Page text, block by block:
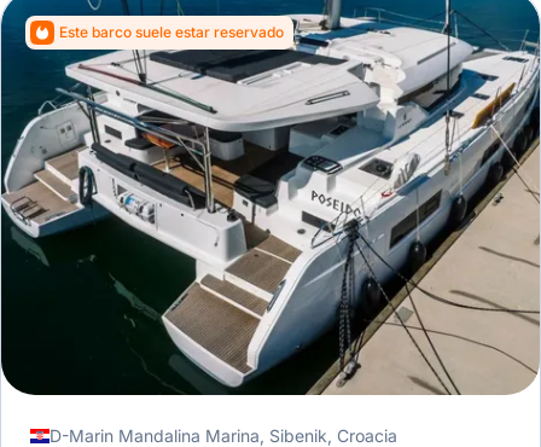
Este barco suele estar reservado
D-Marin Mandalina Marina, Sibenik, Croacia